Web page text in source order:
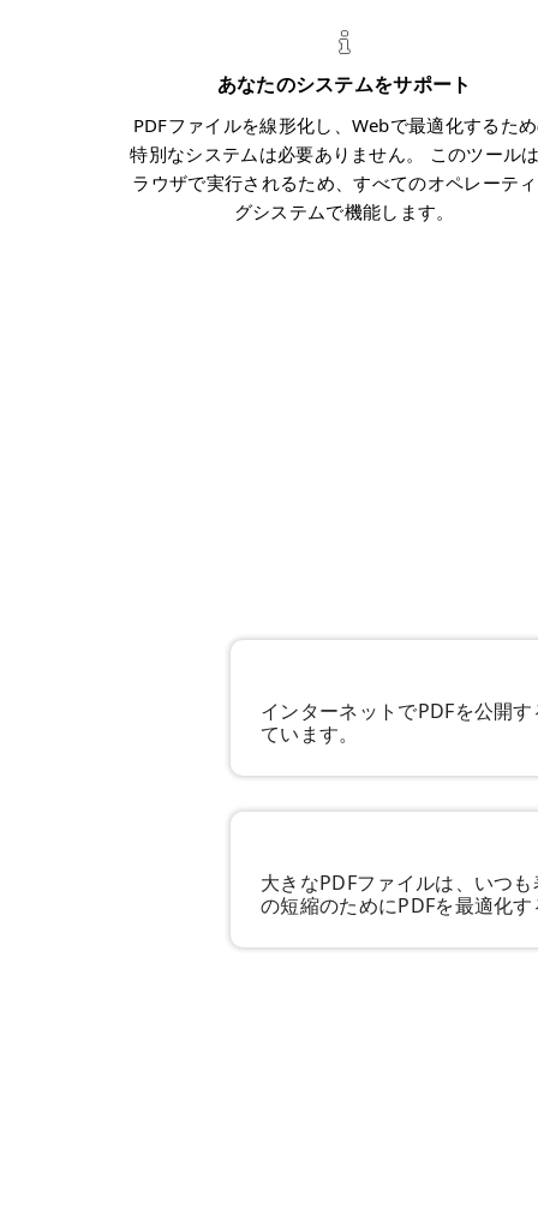
あなたのシステムをサポート
PDFファイルを線形化し、Webで最適化するた
特別なシステムは必要ありません。 このツール
ラウザで実行されるため、すべてのオペレーテ
グシステムで機能します。
インターネットでPDFを公開
ています。
大きなPDFファイルは、いつ
の短縮のためにPDFを最適化す